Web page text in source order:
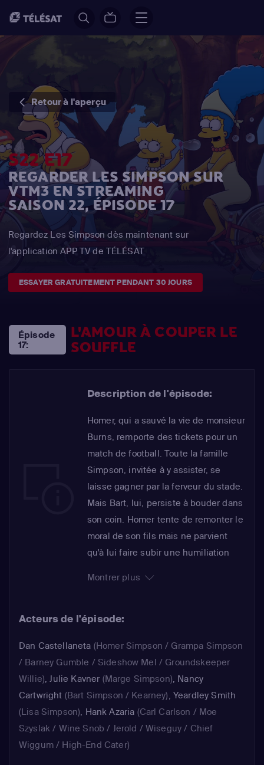
Retour à l'aperçu
S22 E17
REGARDER LES SIMPSON SUR
VTM3 EN STREAMING
SAISON 22, ÉPISODE 17
Regardez Les Simpson dès maintenant sur
l'application APP TV de TÉLÉSAT
ESSAYER GRATUITEMENT PENDANT 30 JOURS
Épisode
17:
L'AMOUR À COUPER LE
SOUFFLE
Description de l'épisode:
Homer, qui a sauvé la vie de monsieur
Burns, remporte des tickets pour un
match de football. Toute la famille
Simpson, invitée à y assister, se
laisse gagner par la ferveur du stade.
Mais Bart, lui, persiste à bouder dans
son coin. Homer tente de remonter le
moral de son fils mais ne parvient
qu'à lui faire subir une humiliation
son époux qu'il suive des cours
censé l'aider à devenir un meilleur
a pris l'habitude d'étrangler son fils,
pour s'amuser. A l'aide de techniques
étonnantes, le thérapeute tente de le
guérir de cette dangereuse manie...
Montrer plus
Acteurs de l'épisode:
Dan Castellaneta (Homer Simpson / Grampa Simpson
/ Barney Gumble / Sideshow Mel / Groundskeeper
Willie),Julie Kavner (Marge Simpson), Nancy
Cartwright (Bart Simpson / Kearney), Yeardley Smith
(Lisa Simpson), Hank Azaria (Carl Carlson / Moe
Szyslak / Wine Snob / Jerold / Wiseguy / Chief
Wiggum / High-End Cater)